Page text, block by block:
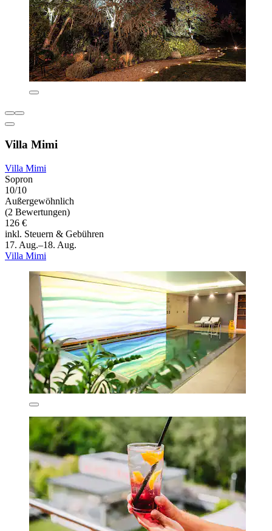
Villa Mimi
Villa Mimi
Sopron
10/10
Außergewöhnlich
(2 Bewertungen)
126 €
inkl. Steuern & Gebühren
17. Aug.–18. Aug.
Villa Mimi